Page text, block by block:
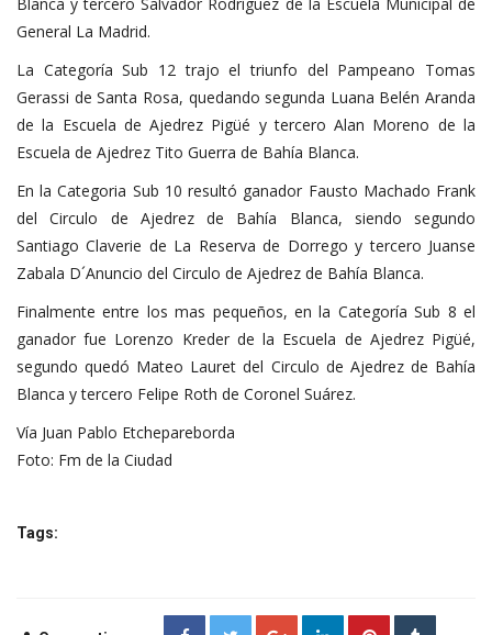
General La Madrid.
La Categoría Sub 12 trajo el triunfo del Pampeano Tomas
Gerassi de Santa Rosa, quedando segunda Luana Belén Aranda
de la Escuela de Ajedrez Pigüé y tercero Alan Moreno de la
Escuela de Ajedrez Tito Guerra de Bahía Blanca.
En la Categoria Sub 10 resultó ganador Fausto Machado Frank
del Circulo de Ajedrez de Bahía Blanca, siendo segundo
Santiago Claverie de La Reserva de Dorrego y tercero Juanse
Zabala D´Anuncio del Circulo de Ajedrez de Bahía Blanca.
Finalmente entre los mas pequeños, en la Categoría Sub 8 el
ganador fue Lorenzo Kreder de la Escuela de Ajedrez Pigüé,
segundo quedó Mateo Lauret del Circulo de Ajedrez de Bahía
Blanca y tercero Felipe Roth de Coronel Suárez.
Vía Juan Pablo Etchepareborda
Foto: Fm de la Ciudad
Tags: